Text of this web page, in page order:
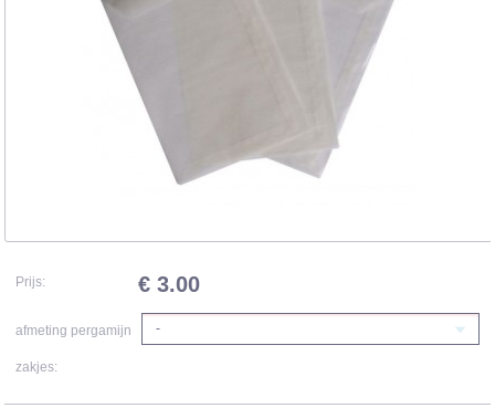
Prijs: € 3.00
afmeting pergamijn
zakjes:
-